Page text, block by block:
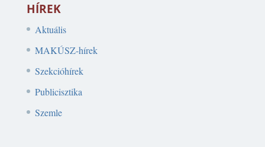
HÍREK
Aktuális
MAKÚSZ-hírek
Szekcióhírek
Publicisztika
Szemle